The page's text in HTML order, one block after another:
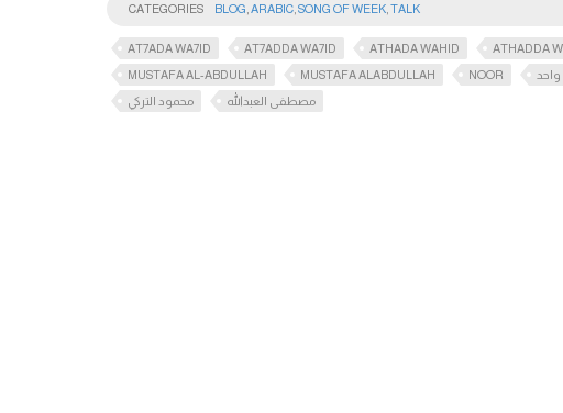
CATEGORIES BLOG ARABIC SONG OF WEEK TALK
AT7ADA WA7ID AT7ADDA WA7ID ATHADA WAHID ATHADDA
MUSTAFA AL-ABDULLAH
MUSTAFA ALABDULLAH NOOR واحد
محمود التركي
مصطفى العبدالله